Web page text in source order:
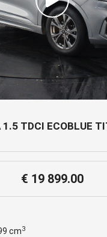
1.5 TDCI ECOBLUE
€ 19 899.00
cm3